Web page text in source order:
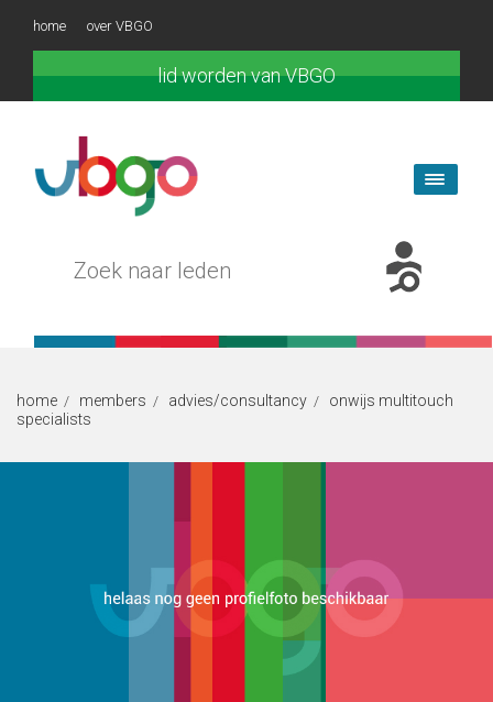
home over VBGO
lid worden van VBGO
home / members / advies/consultancy / onwijs multitouch
specialists